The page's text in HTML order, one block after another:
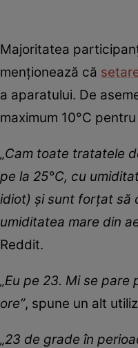
Majoritatea
menționează că
a aparatului. De
maximum 10°C
„Cam toate tratatele
pe la 25°C, cu
idiot) și sunt forțat să
umiditatea mare din
Reddit.
„Eu pe 23. Mi se
ore”, spune un alt
„23 de grade în